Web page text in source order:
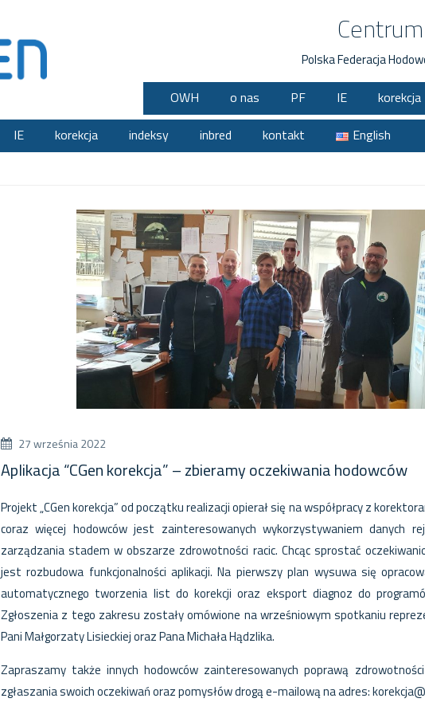
Polska Federacja
OWH o nas PF IE korekcja
IE korekcja indeksy inbred kontakt English
27 września 2022
Aplikacja “CGen korekcja” – zbieramy oczekiwania hodowców
Projekt „CGen korekcja” od początku realizacji opierał się na współpracy z
coraz więcej hodowców jest zainteresowanych wykorzystywaniem danych
zarządzania stadem w obszarze zdrowotności racic. Chcąc sprostać
jest rozbudowa funkcjonalności aplikacji. Na pierwszy plan wysuwa się
automatycznego tworzenia list do korekcji oraz eksport diagnoz do
Zgłoszenia z tego zakresu zostały omówione na wrześniowym spotkaniu
Pani Małgorzaty Lisieckiej oraz Pana Michała Hądzlika.
Zapraszamy także innych hodowców zainteresowanych poprawą
zgłaszania swoich oczekiwań oraz pomysłów drogą e-mailową na adres: